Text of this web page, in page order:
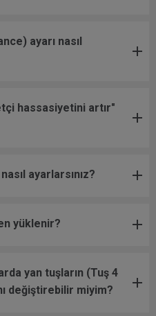
ayarı nasıl
hassasiyetini artır"
ayarlarsınız?
yüklenir?
yan tuşların (Tuş 4
değiştirebilir miyim?